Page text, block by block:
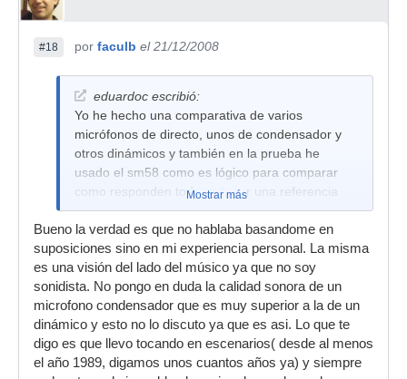
#18 por faculb el 21/12/2008
eduardoc escribió:
Yo he hecho una comparativa de varios
micrófonos de directo, unos de condensador y
otros dinámicos y también en la prueba he
usado el sm58 como es lógico para comparar
como responden todos y tener una referencia
con lo que es el standard y el micrófono más
usado y vendido que es el sm58, además de un
micrófono muy bueno para directo.
Usando varios micrófonos en las mismas
condiciones, no se puede decir que por ser de
condensador estos vayan a dar problemas tanto
de acoples como que se vaya a colar todo
porque sean de condensador, esto es "suponer"
lo que pasaría, además que simplemente con
Mostrar más
Bueno la verdad es que no hablaba basandome en
suposiciones sino en mi experiencia personal. La misma
es una visión del lado del músico ya que no soy
sonidista. No pongo en duda la calidad sonora de un
microfono condensador que es muy superior a la de un
dinámico y esto no lo discuto ya que es asi. Lo que te
digo es que llevo tocando en escenarios( desde al menos
el año 1989, digamos unos cuantos años ya) y siempre